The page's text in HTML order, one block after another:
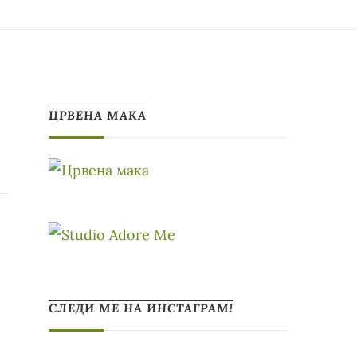
ЦРВЕНА МАКА
СЛЕДИ МЕ НА ИНСТАГРАМ!